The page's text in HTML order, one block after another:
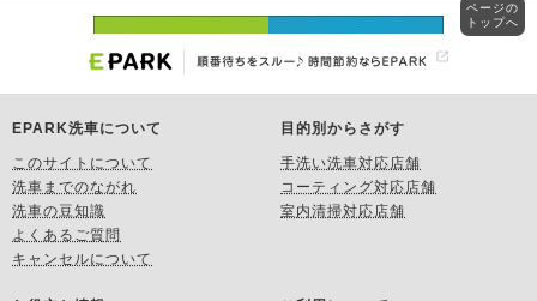
EPARK洗車について
このサイトについて
洗車までのながれ
洗車の豆知識
よくあるご質問
キャンセルについて
目的別からさがす
手洗い洗車対応店舗
コーティング対応店舗
室内清掃対応店舗
ページの
トップへ